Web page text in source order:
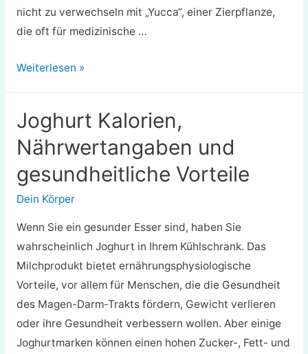
nicht zu verwechseln mit „Yucca“, einer Zierpflanze,
die oft für medizinische …
Yuca
Nährwertangaben
und
gesundheitliche
Vorteile
Weiterlesen »
Joghurt Kalorien,
Nährwertangaben und
gesundheitliche Vorteile
Dein Körper
Wenn Sie ein gesunder Esser sind, haben Sie
wahrscheinlich Joghurt in Ihrem Kühlschrank. Das
Milchprodukt bietet ernährungsphysiologische
Vorteile, vor allem für Menschen, die die Gesundheit
des Magen-Darm-Trakts fördern, Gewicht verlieren
oder ihre Gesundheit verbessern wollen. Aber einige
Joghurtmarken können einen hohen Zucker-, Fett- und